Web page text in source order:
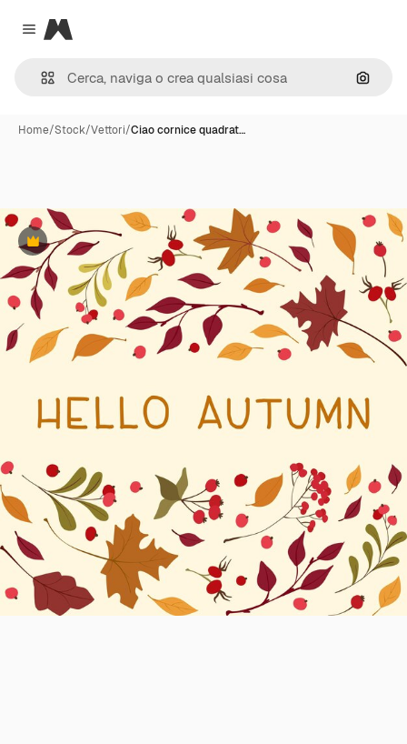
Close menu
Magnific
Cerca
Home/Stock/Vettori/Ciao cornice quadrat…
Premium